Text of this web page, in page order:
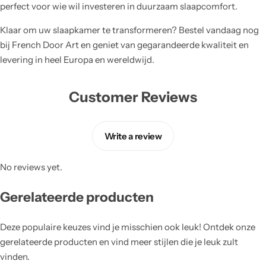
perfect voor wie wil investeren in duurzaam slaapcomfort.
Klaar om uw slaapkamer te transformeren? Bestel vandaag nog
bij French Door Art en geniet van gegarandeerde kwaliteit en
levering in heel Europa en wereldwijd.
Customer Reviews
Write a review
No reviews yet.
Gerelateerde producten
Deze populaire keuzes vind je misschien ook leuk! Ontdek onze
gerelateerde producten en vind meer stijlen die je leuk zult
vinden.